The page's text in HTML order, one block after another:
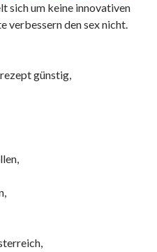
sich um keine innovativen
verbessern den sex nicht.
günstig,